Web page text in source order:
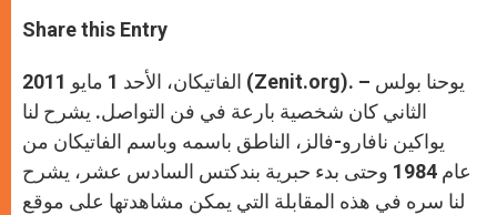
t
s
p
p
s
e
g
e
r
e
b
o
k
r
Share this Entry
الفاتيكان، الأحد 1 مايو 2011 (Zenit.org). – يوحنا بولس
الثاني كان شخصية بارعة في فن التواصل. يشرح لنا
يواكين نافارو-فالز، الناطق باسمه وباسم الفاتيكان من
عام 1984 وحتى بدء حبرية بندكتس السادس عشر، يشرح
لنا سره في هذه المقابلة التي يمكن مشاهدتها على موقع